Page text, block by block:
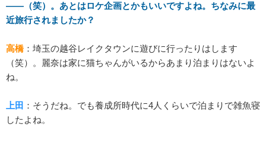
――（笑）。あとはロケ企画とかもいいですよね。ちなみに最
近旅行されましたか？
高橋 ：埼玉の越谷レイクタウンに遊びに行ったりはします
（笑）。麗奈は家に猫ちゃんがいるからあまり泊まりはないよ
ね。
上田 ：そうだね。でも養成所時代に4人くらいで泊まりで雑魚寝
したよね。